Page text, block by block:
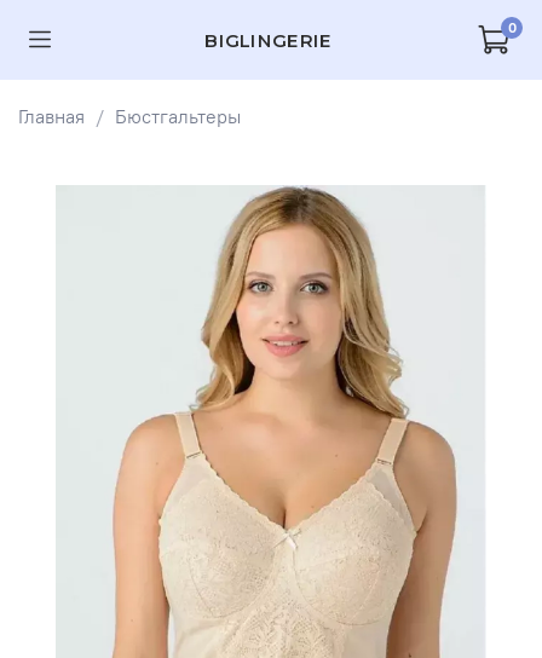
BIGLINGERIE
0
Главная Бюстгальтеры